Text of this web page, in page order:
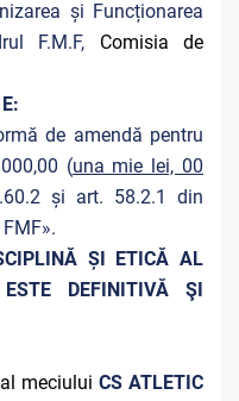
și Funcționarea
F.M.F, Comisia de
de amendă pentru
(una mie lei, 00
și art. 58.2.1 din
ȘI ETICĂ AL
DEFINITIVĂ ŞI
meciului CS ATLETIC